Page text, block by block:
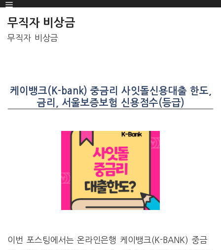
SKIP
TO
CONTENT
Menu
무직자 비상금
무직자 비상금
케이뱅크(K-bank) 중금리 사잇돌신용대출 한도,
금리, 서울보증보험 신용점수(등급)
이번 포스팅에서는 온라인은행 케이뱅크(K-BANK) 중금